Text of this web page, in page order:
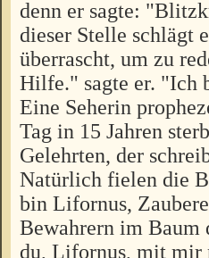
denn er sagte:
dieser Stelle schlägt
überrascht, um zu
Hilfe." sagte er. "Ich
Eine Seherin
Tag in 15 Jahren
Gelehrten, der
Natürlich fielen die
bin Lifornus,
Bewahrern im
du, Lifornus, mit mir